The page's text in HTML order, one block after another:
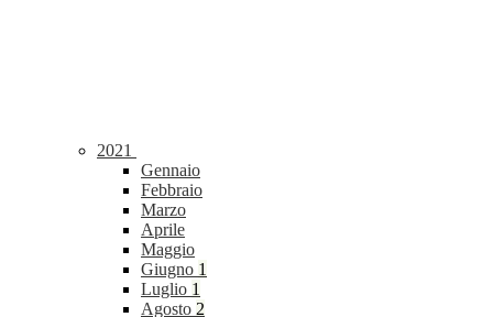
2021
Gennaio
Febbraio
Marzo
Aprile
Maggio
Giugno 1
Luglio 1
Agosto 2